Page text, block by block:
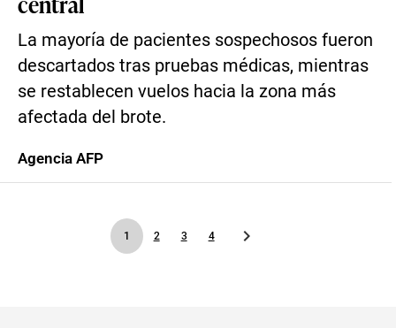
La mayoría de pacientes sospechosos fueron
descartados tras pruebas médicas, mientras
se restablecen vuelos hacia la zona más
afectada del brote.
Agencia AFP
1 2 3 4